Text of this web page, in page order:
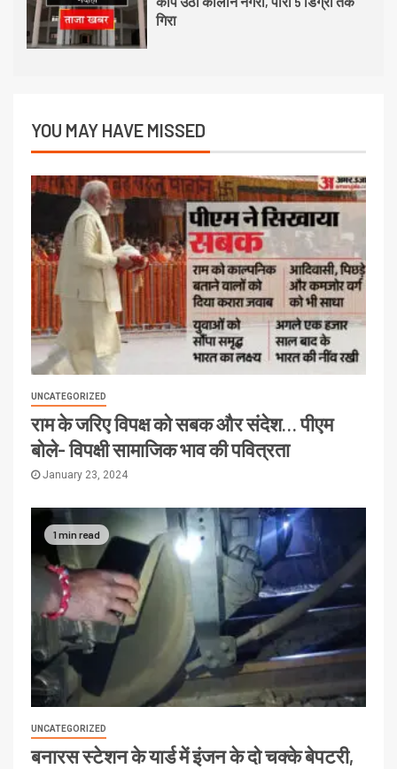
गिरा
YOU MAY HAVE MISSED
UNCATEGORIZED
राम के जरिए विपक्ष को सबक और संदेश… पीएम
बोले- विपक्षी सामाजिक भाव की पवित्रता
January 23, 2024
1 min read
UNCATEGORIZED
बनारस स्टेशन के यार्ड में इंजन के दो चक्के बेपटरी,